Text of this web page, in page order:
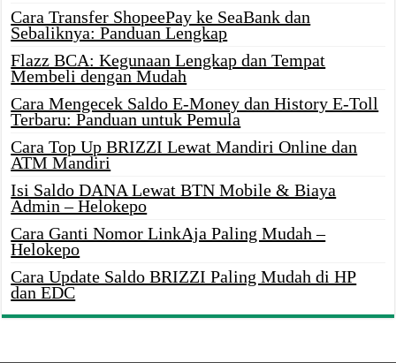
Cara Transfer ShopeePay ke SeaBank dan
Sebaliknya: Panduan Lengkap
Flazz BCA: Kegunaan Lengkap dan Tempat
Membeli dengan Mudah
Cara Mengecek Saldo E-Money dan History E-Toll
Terbaru: Panduan untuk Pemula
Cara Top Up BRIZZI Lewat Mandiri Online dan
ATM Mandiri
Isi Saldo DANA Lewat BTN Mobile & Biaya
Admin – Helokepo
Cara Ganti Nomor LinkAja Paling Mudah –
Helokepo
Cara Update Saldo BRIZZI Paling Mudah di HP
dan EDC